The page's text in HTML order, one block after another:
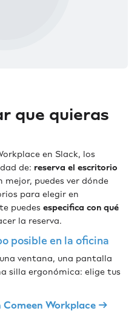
que quieras
en Slack, los
de: reserva el escritorio
mejor, puedes ver dónde
para elegir en
puedes especifica con qué
la reserva.
posible en la oficina
ventana, una pantalla
silla ergonómica: elige tus
Comeen Workplace →